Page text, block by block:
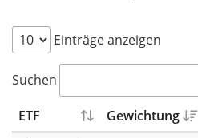
Einträge anzeigen
Suchen
ETF Gewichtung